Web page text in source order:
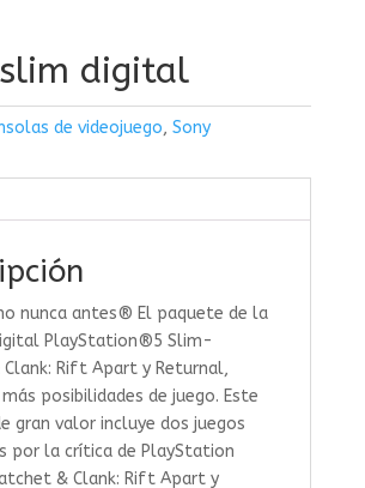
digital
de videojuego, Sony
nunca antes® El paquete de la
PlayStation®5 Slim-
Clank: Rift Apart y Returnal,
posibilidades de juego. Este
gran valor incluye dos juegos
por la crítica de PlayStation
& Clank: Rift Apart y